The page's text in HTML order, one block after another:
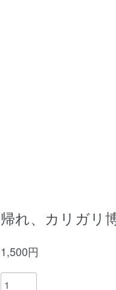
帰れ、カリガリ
1,500円